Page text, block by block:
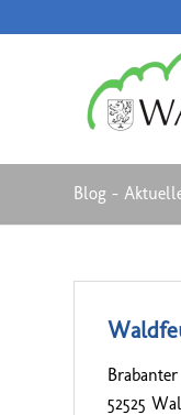
Blog -
52525